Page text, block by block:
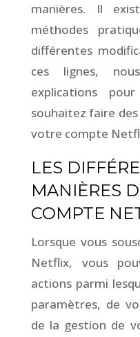
manières. Il
méthodes
différentes
ces lignes,
explications
souhaitez faire
votre compte
LES
MANIÈRES
COMPTE
Lorsque vous
Netflix, vous
actions parmi
paramètres, de
de la gestion de